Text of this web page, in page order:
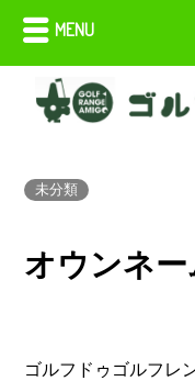
未分類
オウンネー
ゴルフドゥゴルフレ
MENU